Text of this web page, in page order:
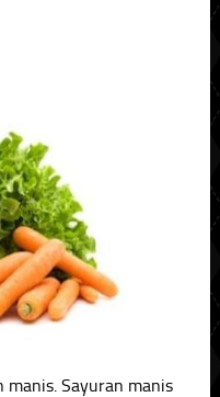
manis. Sayuran manis